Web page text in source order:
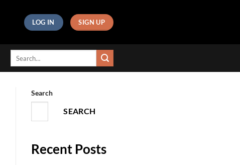
LOG IN SIGN UP
Search
SEARCH
Recent Posts